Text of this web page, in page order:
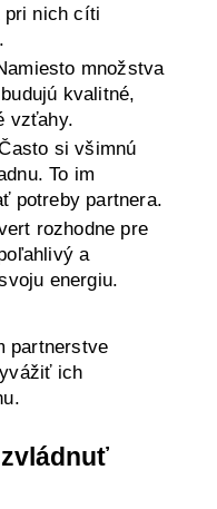
pri nich cíti
množstva
kvalitné,
vzťahy.
si všimnú
To im
potreby partnera.
rozhodne pre
a
energiu.
partnerstve
ich